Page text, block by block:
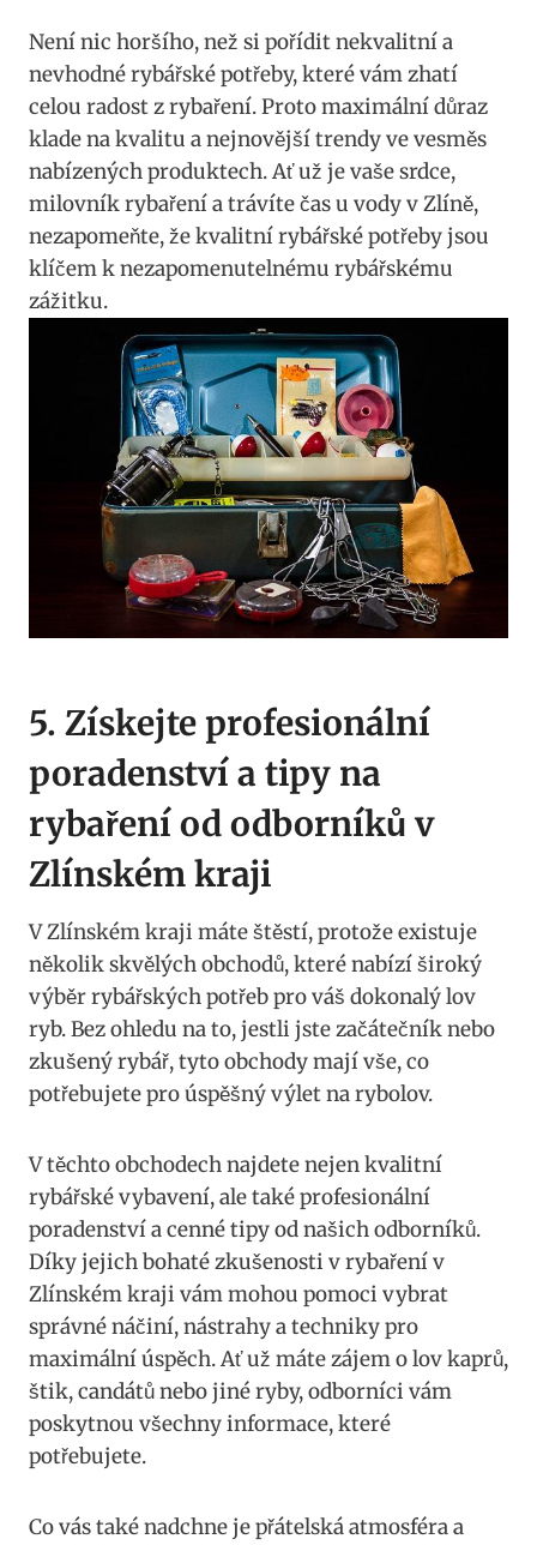
Není nic horšího, než si pořídit nekvalitní ⁤a
⁤nevhodné rybářské potřeby, které vám zhatí
celou radost z rybaření. Proto maximální⁤ důraz
klade na kvalitu⁤ a nejnovější trendy ve vesměs⁢
nabízených produktech. Ať⁤ už je ⁢vaše srdce,‍
milovník rybaření a trávíte čas u vody ‌v Zlíně,
nezapomeňte, ⁤že kvalitní rybářské potřeby jsou
klíčem‍ k nezapomenutelnému rybářskému
zážitku.
5.⁤ Získejte profesionální
poradenství a⁤ tipy na
rybaření od odborníků v
Zlínském kraji
V Zlínském kraji máte ‍štěstí, protože existuje
několik skvělých⁢ obchodů, které nabízí široký​
výběr rybářských potřeb pro váš dokonalý lov
ryb.​ Bez ohledu na to, jestli jste ⁣začátečník nebo ​
zkušený ⁢rybář,​ tyto obchody mají​ vše, co
potřebujete pro úspěšný výlet na​ rybolov.
V⁤ těchto obchodech najdete‌ nejen kvalitní
rybářské​ vybavení,⁢ ale ‍také profesionální‌
poradenství ⁣a cenné tipy od​ našich odborníků.
Díky‍ jejich bohaté zkušenosti v ⁢rybaření v
Zlínském kraji vám ​mohou pomoci vybrat⁢
správné náčiní, nástrahy a techniky pro
maximální úspěch. Ať už ‍máte ⁤zájem o ‍lov ⁢kaprů,
štik, candátů nebo jiné ryby,‌ odborníci ⁤vám
poskytnou všechny informace, které
potřebujete.
Co ⁣vás také nadchne ‍je přátelská atmosféra⁢ a